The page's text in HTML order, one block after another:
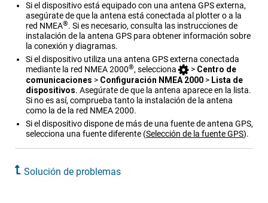
Si el dispositivo está equipado con una antena GPS externa,
asegúrate de que la antena está conectada al plotter o a la
red NMEA®. Si es necesario, consulta las instrucciones de
instalación de la antena GPS para obtener información sobre
la conexión y diagramas.
Si el dispositivo utiliza una antena GPS externa conectada
mediante la red NMEA 2000®, selecciona > Centro de
comunicaciones > Configuración NMEA 2000 > Lista de
dispositivos. Asegúrate de que la antena aparece en la lista.
Si no es así, comprueba tanto la instalación de la antena
como la de la red NMEA 2000.
Si el dispositivo dispone de más de una fuente de antena GPS,
selecciona una fuente diferente (Selección de la fuente GPS).
Solución de problemas